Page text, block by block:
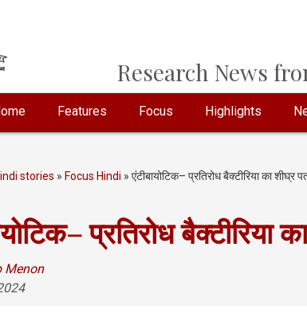
Research News
Features Focus Highlights
stories » Focus Hindi » एंटीबायोटिक– प्रतिरोध बैक्टीरिया का शीघ्र
प्रतिरोध बैक्टीरिया
Menon